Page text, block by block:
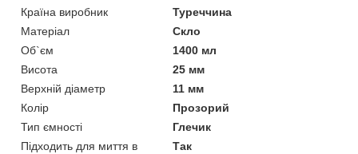
Країна виробник
Туреччина
Матеріал
Скло
Об`єм
1400 мл
Висота
25 мм
Верхній діаметр
11 мм
Колір
Прозорий
Тип ємності
Глечик
Підходить для миття в
Так